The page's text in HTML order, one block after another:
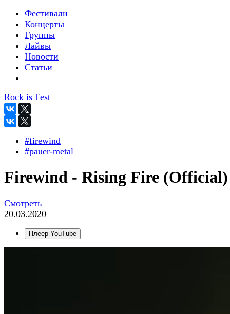
Фестивали
Концерты
Группы
Лайвы
Новости
Статьи
Rock is Fest
#firewind
#pauer-metal
Firewind - Rising Fire (Official)
Смотреть
20.03.2020
Плеер YouTube